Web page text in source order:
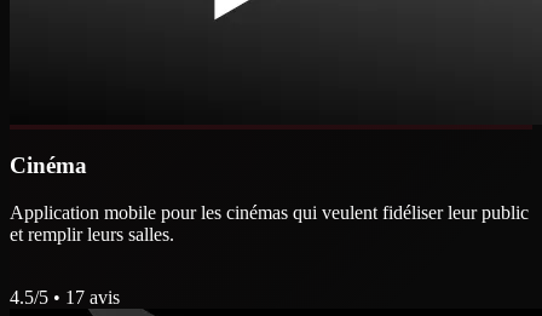
Cinéma
Application mobile pour les cinémas qui veulent fidéliser leur public
et remplir leurs salles.
4.5/5 • 17 avis